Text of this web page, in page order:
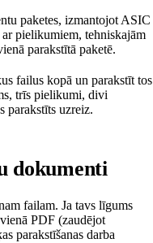
paketes, izmantojot ASIC
pielikumiem, tehniskajām
parakstītā paketē.
failus kopā un parakstīt tos
trīs pielikumi, divi
parakstīts uzreiz.
dokumenti
failam. Ja tavs līgums
PDF (zaudējot
parakstīšanas darba